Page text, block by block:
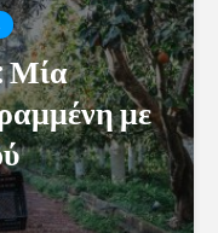
Μία
με